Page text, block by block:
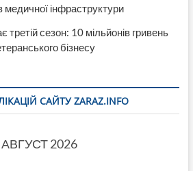
медичної інфраструктури
третій сезон: 10 мільйонів гривень
бізнесу
САЙТУ ZARAZ.INFO
АВГУСТ 2026